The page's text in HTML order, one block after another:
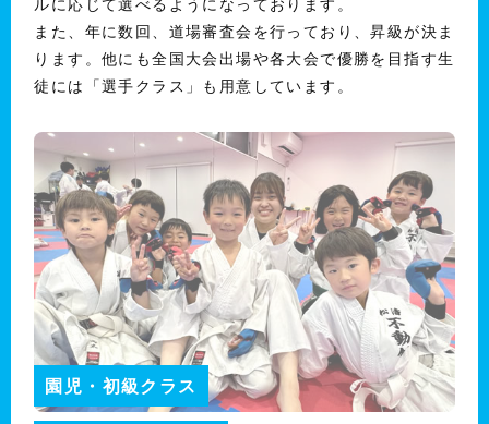
ルに応じて選べるようになっております。
また、年に数回、道場審査会を行っており、昇級が決ま
ります。他にも全国大会出場や各大会で優勝を目指す生
徒には「選手クラス」も用意しています。
園児・初級クラス